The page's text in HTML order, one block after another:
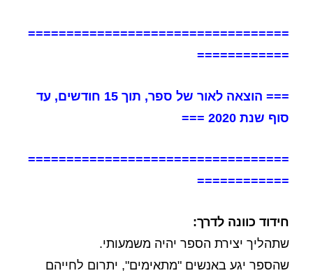
==================================
============
=== הוצאה לאור של ספר, תוך 15 חודשים, עד
סוף שנת 2020 ===
==================================
============
חידוד כוונה לדרך:
שתהליך יצירת הספר יהיה משמעותי.
שהספר יגע באנשים "מתאימים", יתרום לחייהם